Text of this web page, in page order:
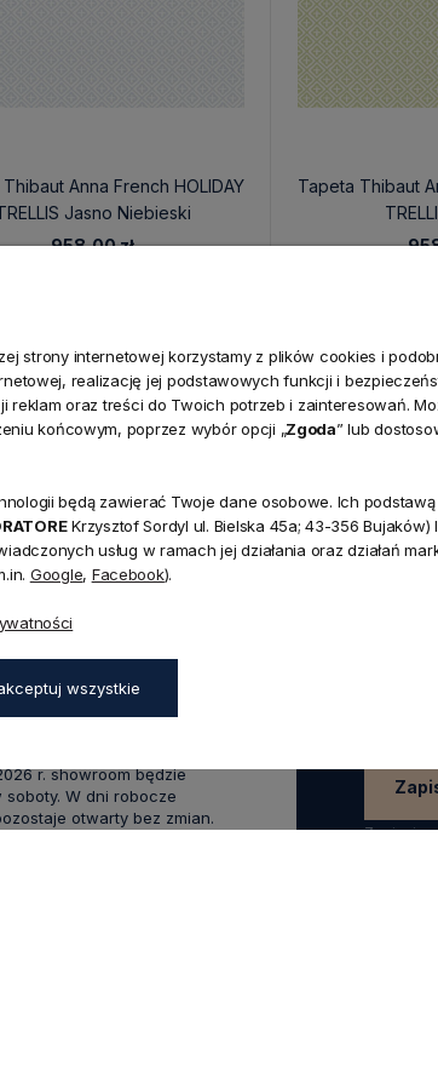
Anna French HOLIDAY
Jasno Niebieski
958,00 zł
Tapeta Thibaut
Zapisz
Zapisując
- 17:00,
r. showroom będzie
soboty. W dni robocze
otwarty bez zmian.
strony internetowej korzystamy z plików cookies i
realizację jej podstawowych funkcji i
oraz treści do Twoich potrzeb i zainteresowań.
końcowym, poprzez wybór opcji „Zgoda” lub
będą zawierać Twoje dane osobowe. Ich
Krzysztof Sordyl ul. Bielska 45a; 43-356 Bujaków)
usług w ramach jej działania oraz działań
Google, Facebook).
wszystkie